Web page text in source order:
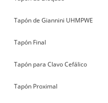
Tapón de Giannini UHMPWE
Tapón Final
Tapón para Clavo Cefálico
Tapón Proximal